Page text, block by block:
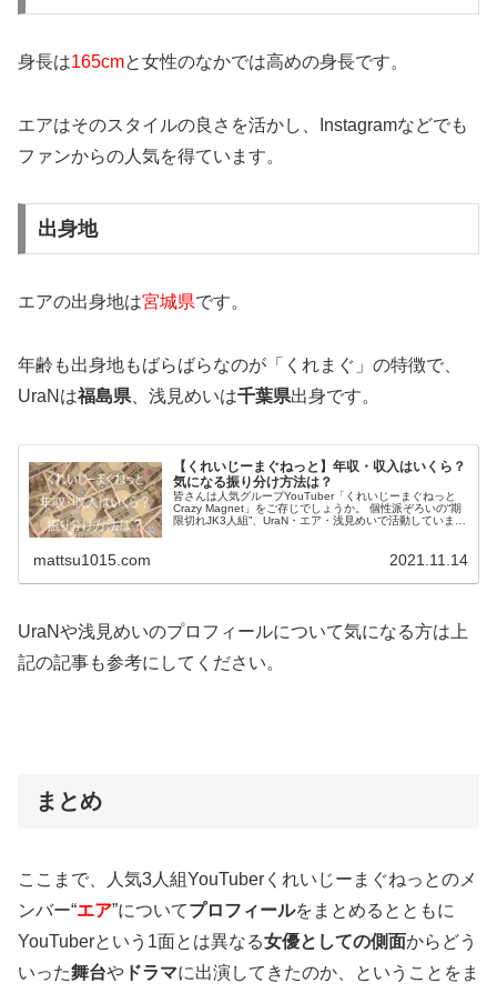
身長は165cmと女性のなかでは高めの身長です。
エアはそのスタイルの良さを活かし、Instagramなどでも
ファンからの人気を得ています。
出身地
エアの出身地は宮城県です。
年齢も出身地もばらばらなのが「くれまぐ」の特徴で、
UraNは福島県 、浅見めいは千葉県出身です。
【くれいじーまぐねっと】年収・収入はいくら？
気になる振り分け方法は？
皆さんは人気グループYouTuber「くれいじーまぐねっと
Crazy Magnet」をご存じでしょうか。 個性派ぞろいの“期
限切れJK3人組”、UraN・エア・浅見めいで活動していま
mattsu1015.com 2021.11.14
UraNや浅見めいのプロフィールについて気になる方は上
記の記事も参考にしてください。
まとめ
ここまで、人気3人組YouTuberくれいじーまぐねっとのメ
ンバー“エア”についてプロフィールをまとめるとともに
YouTuberという1面とは異なる女優としての側面からどう
いった舞台や ドラマに出演してきたのか 、ということをま